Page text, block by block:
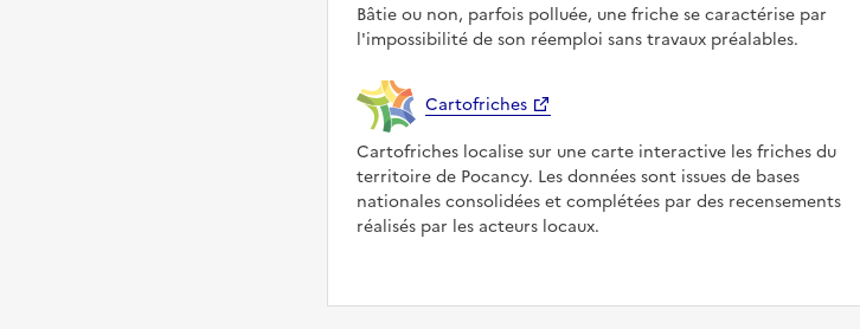
Bâtie ou non, parfois polluée, une friche se caractérise par
l'impossibilité de son réemploi sans travaux préalables.
Cartofriches
Cartofriches localise sur une carte interactive les friches du
territoire de Pocancy. Les données sont issues de bases
nationales consolidées et complétées par des recensements
réalisés par les acteurs locaux.